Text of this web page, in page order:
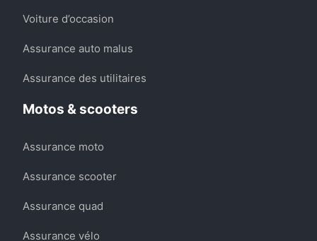
Voiture d’occasion
Assurance auto malus
Assurance des utilitaires
Motos & scooters
Assurance moto
Assurance scooter
Assurance quad
Assurance vélo